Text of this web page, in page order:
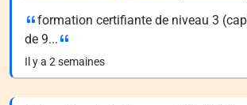
formation certifiante de niveau 3
de 9...
Il y a 2 semaines